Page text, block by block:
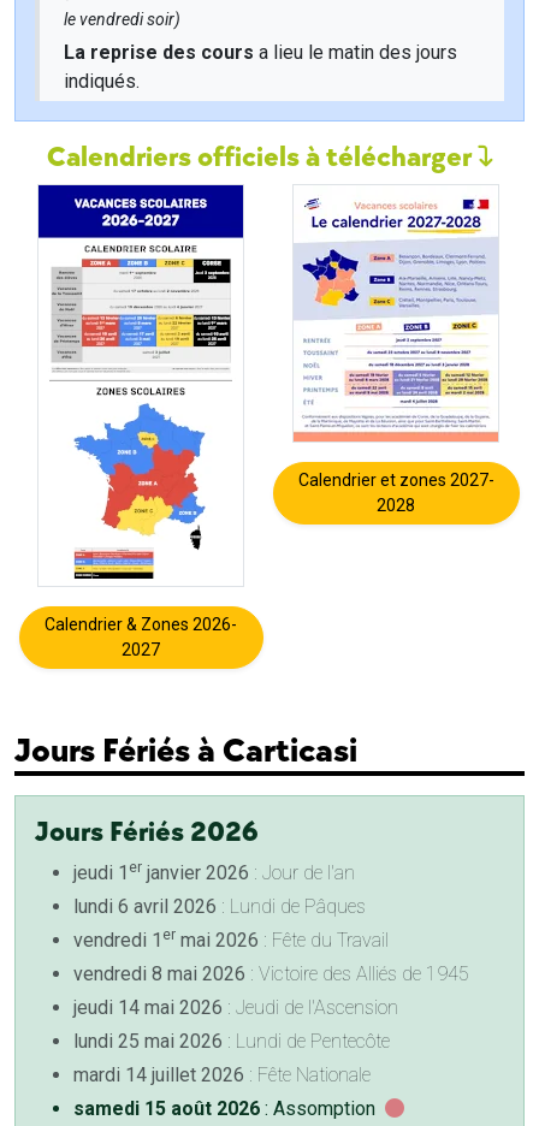
le vendredi soir)
La reprise des cours a lieu le matin des jours
indiqués.
Calendriers officiels à télécharger
Calendrier & Zones 2026-
2027
Calendrier et zones 2027-
2028
Jours Fériés à Carticasi
Jours Fériés 2026
jeudi 1 er janvier 2026 : Jour de l'an
lundi 6 avril 2026 : Lundi de Pâques
vendredi 1 er mai 2026 : Fête du Travail
vendredi 8 mai 2026 : Victoire des Alliés de 1945
jeudi 14 mai 2026 : Jeudi de l'Ascension
lundi 25 mai 2026 : Lundi de Pentecôte
mardi 14 juillet 2026 : Fête Nationale
samedi 15 août 2026 : Assomption